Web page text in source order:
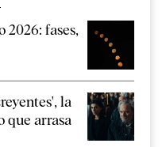
2026: fases,
la
que arrasa